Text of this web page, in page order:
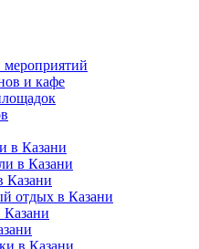
мероприятий
и кафе
в Казани
в Казани
Казани
отдых в Казани
Казани
в Казани